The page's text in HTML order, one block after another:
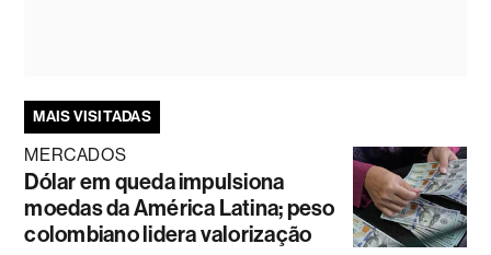
MAIS VISITADAS
MERCADOS
Dólar em queda impulsiona
moedas da América Latina; peso
colombiano lidera valorização